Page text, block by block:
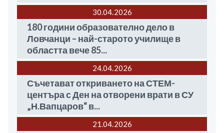
30.04 2026
180 години образователно дело в
Ловчанци – най-старото училище в
областта вече 85...
24.04 2026
Съчетават откриването на СТЕМ-
центъра с Ден на отворени врати в СУ
„Н.Вапцаров“ в...
21.04 2026